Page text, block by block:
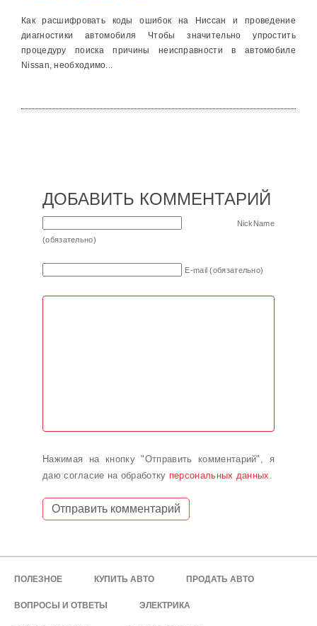
Как расшифровать коды ошибок на Ниссан и проведение
диагностики автомобиля Чтобы значительно упростить
процедуру поиска причины неисправности в автомобиле
Nissan, необходимо...
ДОБАВИТЬ КОММЕНТАРИЙ
NickName
(обязательно)
E-mail (обязательно)
Нажимая на кнопку "Отправить комментарий", я
даю согласие на обработку персональных данных .
ПОЛЕЗНОЕ КУПИТЬ АВТО ПРОДАТЬ АВТО
ВОПРОСЫ И ОТВЕТЫ ЭЛЕКТРИКА